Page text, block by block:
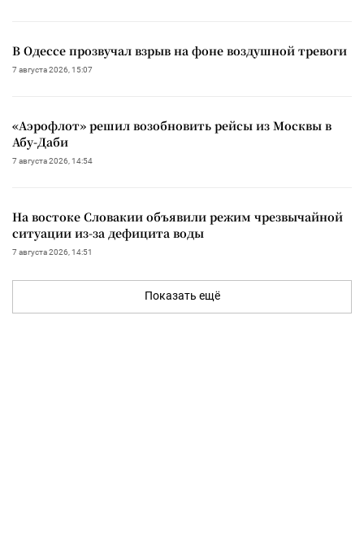
В Одессе прозвучал взрыв на фоне воздушной тревоги
7 августа 2026, 15:07
«Аэрофлот» решил возобновить рейсы из Москвы в
Абу-Даби
7 августа 2026, 14:54
На востоке Словакии объявили режим чрезвычайной
ситуации из-за дефицита воды
7 августа 2026, 14:51
Показать ещё